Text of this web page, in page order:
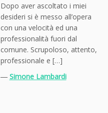
Dopo aver ascoltato i miei
desideri si è messo all’opera
con una velocità ed una
professionalità fuori dal
comune. Scrupoloso, attento,
professionale e […]
― Simone Lambardi